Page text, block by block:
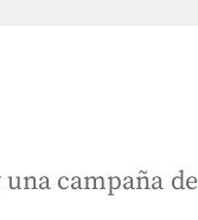
campaña de